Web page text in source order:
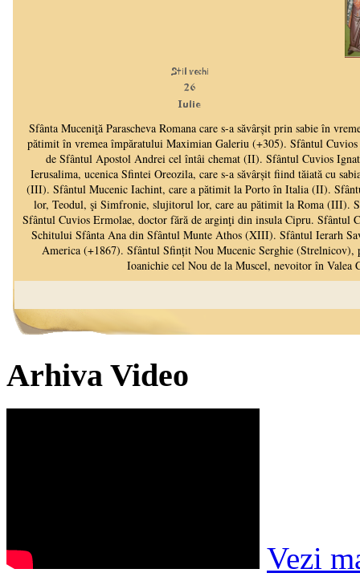
Arhiva Video
Vezi